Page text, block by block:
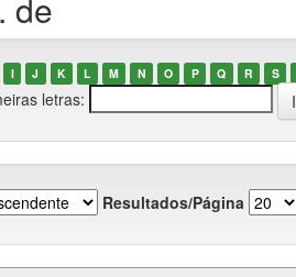
I J K L M N O P Q R S
letras:
Resultados/Página